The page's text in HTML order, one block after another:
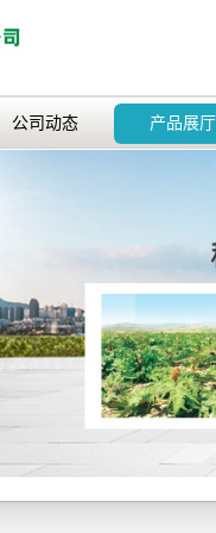
公司动态 产品展厅